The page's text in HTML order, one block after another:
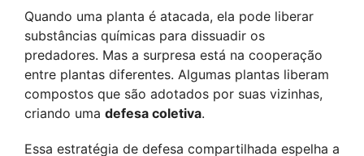
Quando uma planta é atacada, ela pode liberar
substâncias químicas para dissuadir os
predadores. Mas a surpresa está na cooperação
entre plantas diferentes. Algumas plantas liberam
compostos que são adotados por suas vizinhas,
criando uma defesa coletiva.
Essa estratégia de defesa compartilhada espelha a